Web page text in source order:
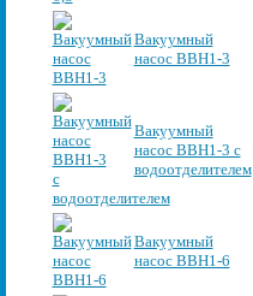
Вакуумный
насос ВВН1-3
Вакуумный
насос ВВН1-3 с
водоотделителем
Вакуумный
насос ВВН1-6